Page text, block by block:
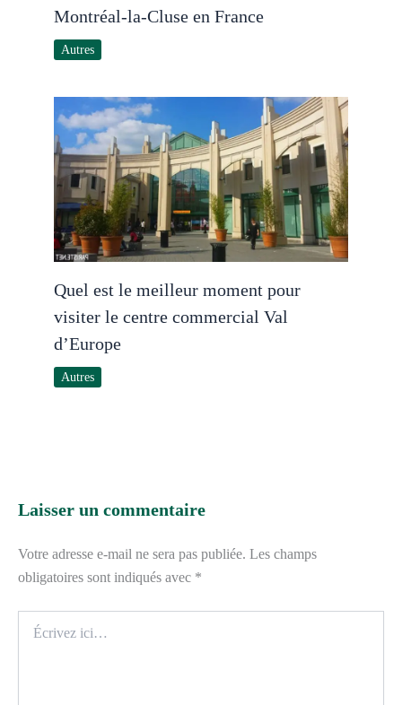
Montréal-la-Cluse en France
Autres
Quel est le meilleur moment pour
visiter le centre commercial Val
d’Europe
Autres
Laisser un commentaire
Votre adresse e-mail ne sera pas publiée. Les champs
obligatoires sont indiqués avec *
ici…